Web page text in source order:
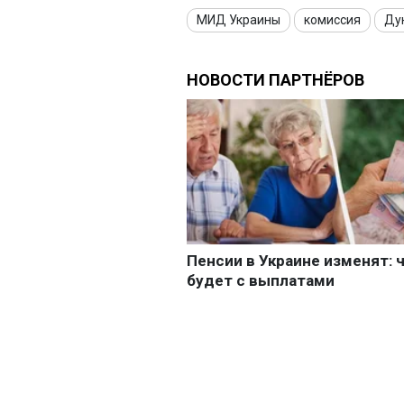
МИД Украины комиссия